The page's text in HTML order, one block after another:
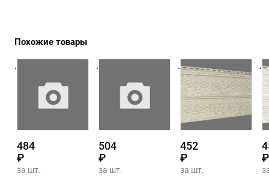
Похожие товары
.
484
₽
за шт.
.
504
₽
за шт.
.
452
₽
за шт.
.
₽